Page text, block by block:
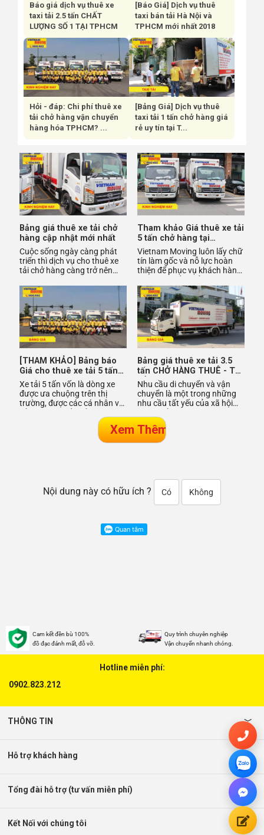
Báo giá dịch vụ thuê xe
taxi tải 2.5 tấn CHẤT
LƯỢNG SỐ 1 TẠI TPHCM
[Báo Giá] Dịch vụ thuê
taxi bán tải Hà Nội và
TPHCM mới nhất 2018
Hỏi - đáp: Chi phí thuê xe
tải chở hàng vận chuyển
hàng hóa TPHCM? ...
[Bảng Giá] Dịch vụ thuê
taxi tải 1 tấn chở hàng giá
rẻ uy tín tại T...
Bảng giá thuê xe tải chở
hàng cập nhật mới nhất
Cuộc sống ngày càng phát
triển thì dịch vụ cho thuê xe
tải chở hàng càng trở nên
khi các hộ gia đình, doa
Tham khảo Giá thuê xe tải
5 tấn chở hàng tại
VietNamMoving
Vietnam Moving luôn lấy chữ
tín làm gốc và nỗ lực hoàn
thiện để phục vụ khách hàng
ngũ nhân viên giàu k
[THAM KHẢO] Bảng báo
Giá cho thuê xe tải 5 tấn
chở hàng đi tỉnh tại Sài
Gòn Tháng 8/2018
Xe tải 5 tấn vốn là dòng xe
được ưa chuộng trên thị
trường, được các cá nhân và
chuyển hàng hóa đường dài,
Bảng giá thuê xe tải 3.5
tấn CHỞ HÀNG THUÊ - TỰ
LÁI trong Nội Thành và Đi
Tỉnh
Nhu cầu di chuyển và vận
chuyển là một trong những
nhu cầu tất yếu của xã hội
giao thương mở rộng và
Nội dung này có hữu ích ? Có Không
Cam kết đền bù 100%
đồ đạc đánh mất, đỗ vỡ.
Quy trình chuyên nghiệp
Vận chuyển nhanh chóng.
Hotline miễn phí:
0902.823.212
THÔNG TIN
Hỗ trợ khách hàng
Tổng đài hỗ trợ (tư vấn miễn phí)
Kết Nối với chúng tôi